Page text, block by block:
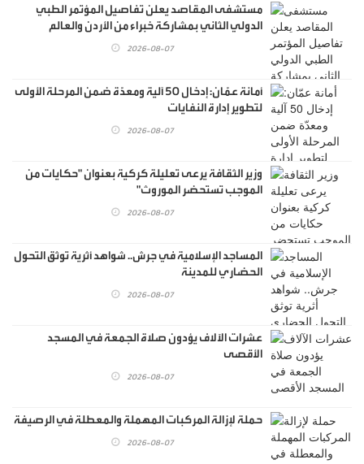
مستشفى المقاصد يعلن تفاصيل المؤتمر الطبي
الدولي الثاني بمشاركة خبراء من الأردن والعالم
2026-08-07
أمانة عمّان: إدخال 50 آلية ومعدّة ضمن المرحلة الأولى
لتطوير إدارة النفايات
2026-08-07
وزير الثقافة يرعى تعليلة كركية بعنوان "حكايات من
الموجب تستحضر الموروث"
2026-08-07
المساجد الإسلامية في جرش.. شواهد أثرية توثق التحول
الحضاري للمدينة
2026-08-07
عشرات الآلاف يؤدون صلاة الجمعة في المسجد
الأقصى
2026-08-07
حملة لإزالة المركبات المهملة والمعطلة في الرصيفة
2026-08-07